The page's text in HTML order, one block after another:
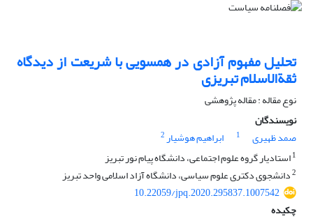
تحلیل مفهوم آزادی در همسویی با شریعت از دیدگاه
ثقة‌الاسلام تبریزی
نوع مقاله : مقاله پژوهشی
نویسندگان
صمد ظهیری
1 ابراهیم هوشیار2
1استادیار گروه علوم اجتماعی، دانشگاه پیام نور تبریز
2دانشجوی دکتری علوم سیاسی، دانشگاه آزاد اسلامی واحد تبریز
10.22059/jpq.2020.295837.1007542
چکیده